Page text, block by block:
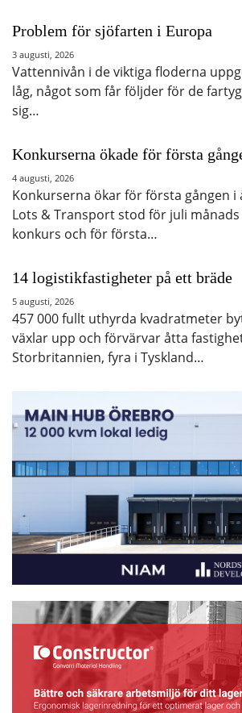
Problem för sjöfarten i Europa
3 augusti, 2026
Vattennivån i de viktiga floderna
låg, något som får följder för de
sig…
Konkurserna ökade för första
4 augusti, 2026
Konkurserna ökar för första gången i
Lots & Transport stod för juli
konkurs och för första…
14 logistikfastigheter på ett bräde
5 augusti, 2026
457 000 fullt uthyrda kvadratmeter
växlar upp och förvärvar åtta
Storbritannien, fyra i Tyskland…